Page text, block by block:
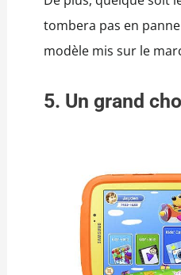
tombera pas en
modèle mis sur le
5. Un grand